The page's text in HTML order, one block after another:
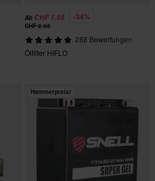
Ab CHF 1.95 -34%
CHF 2.95
288 Bewertungen
Ölfilter HIFLO
Hammerpreis!